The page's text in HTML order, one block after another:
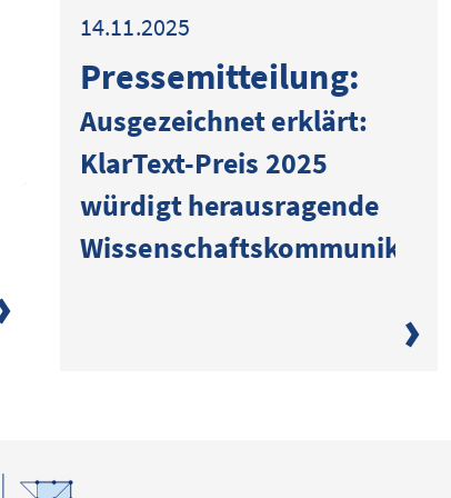
14.11.2025
Presse­mitteilung:
Ausgezeichnet erklärt:
KlarText-Preis 2025
würdigt herausragende
Wissenschaftskommunikation